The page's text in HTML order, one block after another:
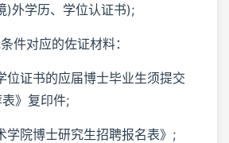
)外学历、学位认证书);
件对应的佐证材料：
证书的应届博士毕业生须提交
表》复印件;
院博士研究生招聘报名表》;